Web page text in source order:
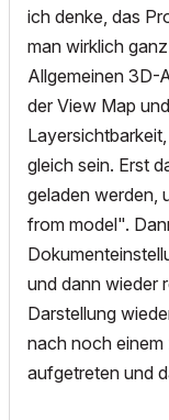
ich denke, das
man wirklich
Allgemeinen 3D-
der View Map
gleich sein. Erst
geladen werden,
from model".
und dann wieder
Darstellung
nach noch
aufgetreten und